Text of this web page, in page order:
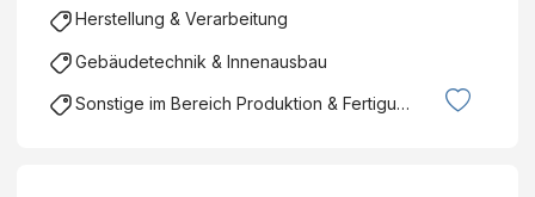
Herstellung & Verarbeitung
Gebäudetechnik & Innenausbau
Sonstige im Bereich Produktion & Fertigung